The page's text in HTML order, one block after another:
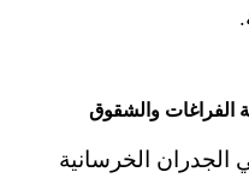
الفراغات والشقوق
الخرسانية